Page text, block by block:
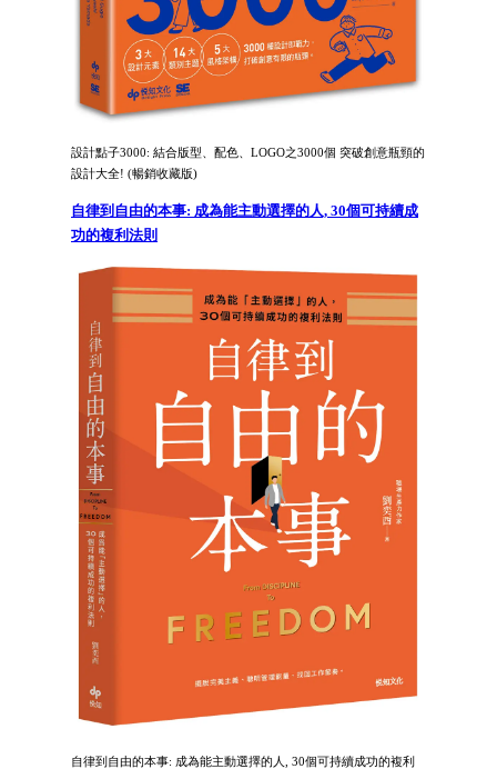
設計點子3000: 結合版型、配色、LOGO之3000個 突破創意瓶頸的
設計大全! (暢銷收藏版)
自律到自由的本事: 成為能主動選擇的人, 30個可持續成
功的複利法則
自律到自由的本事: 成為能主動選擇的人, 30個可持續成功的複利